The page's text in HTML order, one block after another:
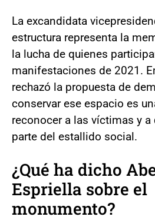
La excandidata
estructura representa la
la lucha de quienes
manifestaciones de 2021.
rechazó la propuesta de
conservar ese espacio es
reconocer a las víctimas y
parte del estallido social.
¿Qué ha dicho
Espriella sobre el
monumento?